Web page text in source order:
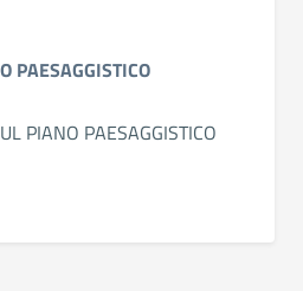
PAESAGGISTICO
PIANO PAESAGGISTICO